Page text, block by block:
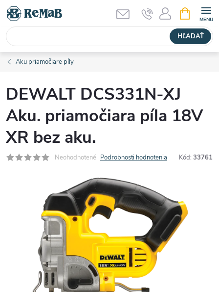
Prejsť
obsah
HĽADAŤ
KOŠÍK
Aku priamočiare píly
DEWALT DCS331N-XJ
Aku. priamočiara píla 18V
XR bez aku.
Neohodnotené Podrobnosti hodnotenia Kód: 33761